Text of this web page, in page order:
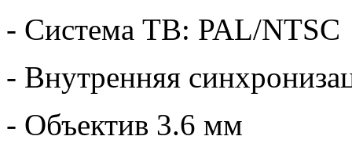
- Система ТВ: PAL/NTSC
- Внутренняя
- Объектив 3.6 мм